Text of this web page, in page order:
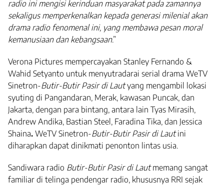
radio ini mengisi kerinduan masyarakat pada zamannya
sekaligus memperkenalkan kepada generasi milenial akan
drama radio fenomenal ini, yang membawa pesan moral
kemanusiaan dan kebangsaan.”
Verona Pictures mempercayakan Stanley Fernando &
Wahid Setyanto untuk menyutradarai serial drama WeTV
Sinetron-Butir-Butir Pasir di Lautyang mengambil lokasi
syuting di Pangandaran, Merak, kawasan Puncak, dan
Jakarta, dengan para bintang, antara lain Tyas Mirasih,
Andrew Andika, Bastian Steel, Faradina Tika, dan Jessica
Shaina. WeTV Sinetron-Butir-Butir Pasir di Lautini
diharapkan dapat dinikmati penonton lintas usia.
Sandiwara radio Butir-Butir Pasir di Lautmemang sangat
familiar di telinga pendengar radio, khususnya RRI sejak